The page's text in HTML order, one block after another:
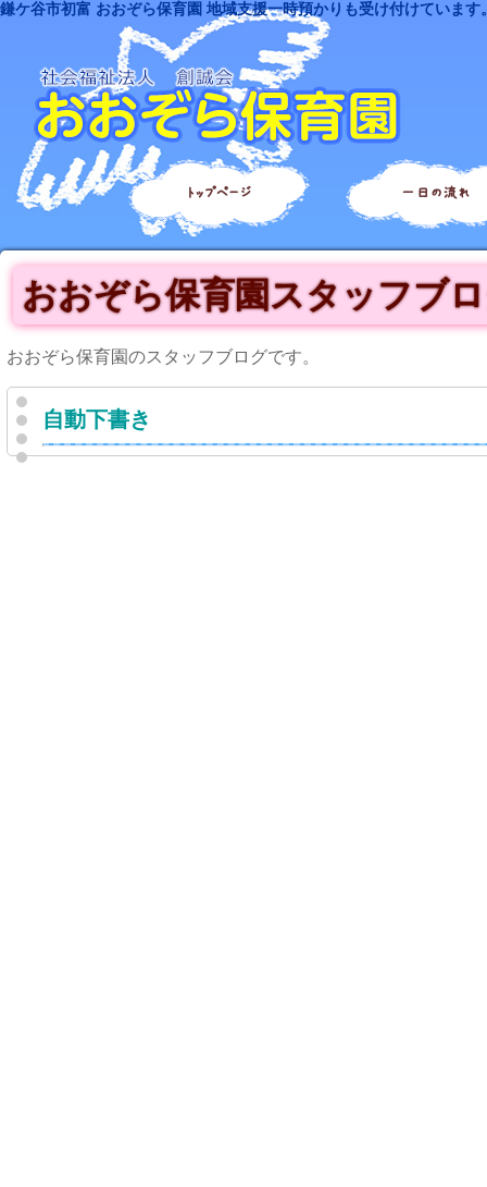
鎌ケ谷市初富 おおぞら保育園 地域支援一時預かりも受け付けています
トップページ 一日の流れ
おおぞら保育園スタッフブ
おおぞら保育園のスタッフブログです。
自動下書き